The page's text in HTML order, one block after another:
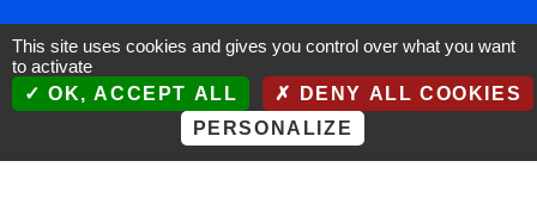
Diagnostiqueur certifié par
et prestations couvertes par
Création du site par
This site uses cookies and gives you control over what you want
to activate
OK, ACCEPT ALL
DENY ALL COOKIES
PERSONALIZE